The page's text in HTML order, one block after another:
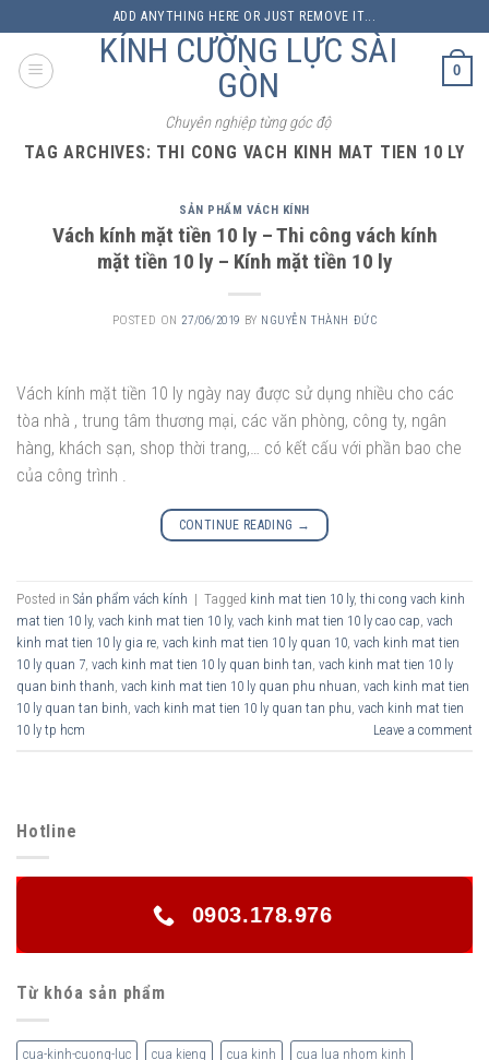
to
content
ADD ANYTHING HERE OR JUST REMOVE IT...
KÍNH CƯỜNG LỰC SÀI
GÒN
Chuyên nghiệp từng góc độ
0
TAG ARCHIVES: THI CONG VACH KINH MAT TIEN 10 LY
SẢN PHẨM VÁCH KÍNH
Vách kính mặt tiền 10 ly – Thi công vách kính
mặt tiền 10 ly – Kính mặt tiền 10 ly
POSTED ON 27/06/2019 BY NGUYỄN THÀNH ĐỨC
Vách kính mặt tiền 10 ly ngày nay được sử dụng nhiều cho các
tòa nhà , trung tâm thương mại, các văn phòng, công ty, ngân
hàng, khách sạn, shop thời trang,… có kết cấu với phần bao che
của công trình .
CONTINUE READING →
Posted in Sản phẩm vách kính | Tagged kinh mat tien 10 ly, thi cong vach kinh
mat tien 10 ly, vach kinh mat tien 10 ly, vach kinh mat tien 10 ly cao cap vach
kinh mat tien 10 ly gia re vach kinh mat tien 10 ly quan 10 vach kinh mat tien
10 ly quan 7 vach kinh mat tien 10 ly quan binh tan vach kinh mat tien 10 ly
quan binh thanh vach kinh mat tien 10 ly quan phu nhuan vach kinh mat tien
10 ly quan tan binh vach kinh mat tien 10 ly quan tan phu vach kinh mat tien
10 ly tp hcm
Leave a comment
Hotline
0903.178.976
Từ khóa sản phẩm
cua-kinh-cuong-luc cua kieng cua kinh cua lua nhom kinh